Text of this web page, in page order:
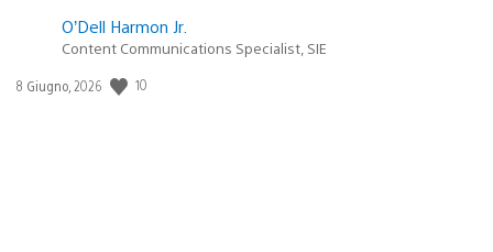
O’Dell Harmon Jr.
Content Communications Specialist, SIE
Data
8 Giugno, 2026 10